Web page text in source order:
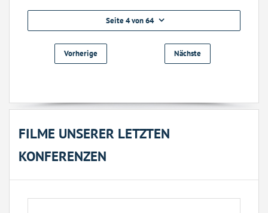
Seite 4 von 64
Vorherige Nächste
FILME UNSERER LETZTEN
KONFERENZEN